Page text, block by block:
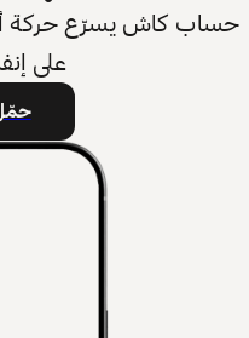
حساب كاش يسرّع حركة
على